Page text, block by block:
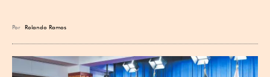
Por Rolando Ramos